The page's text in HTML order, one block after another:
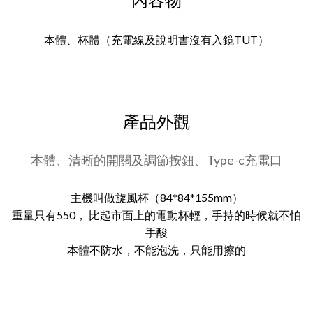
本體、杯體（充電線及說明書沒有入鏡TUT）
產品外觀
本體、清晰的開關及調節按鈕、Type-c充電口
主機叫做旋風杯（84*84*155mm）
重量只有550， 比起市面上的電動杯輕，手持的時候就不怕
手酸
本體不防水，不能泡洗，只能用擦的